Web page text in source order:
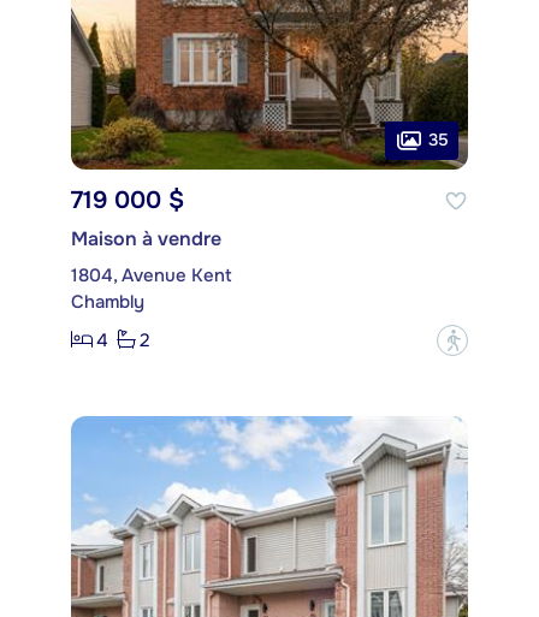
35
719 000 $
Maison à vendre
1804, Avenue Kent
Chambly
4
2 ?